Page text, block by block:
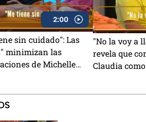
2:00
sin cuidado": Las
minimizan las
de Michelle
"No la voy a
revela que
Claudia